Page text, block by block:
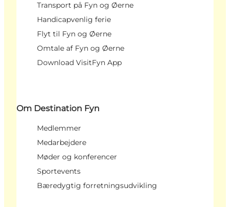
Transport på Fyn og Øerne
Handicapvenlig ferie
Flyt til Fyn og Øerne
Omtale af Fyn og Øerne
Download VisitFyn App
Om Destination Fyn
Medlemmer
Medarbejdere
Møder og konferencer
Sportevents
Bæredygtig forretningsudvikling